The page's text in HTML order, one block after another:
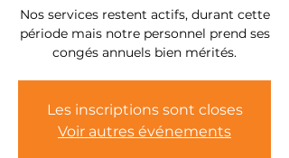
Nos services restent actifs, durant cette
période mais notre personnel prend ses
congés annuels bien mérités.
Les inscriptions sont closes
Voir autres événements